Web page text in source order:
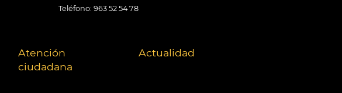
Teléfono: 963 52 54 78
Atención
ciudadana
Actualidad